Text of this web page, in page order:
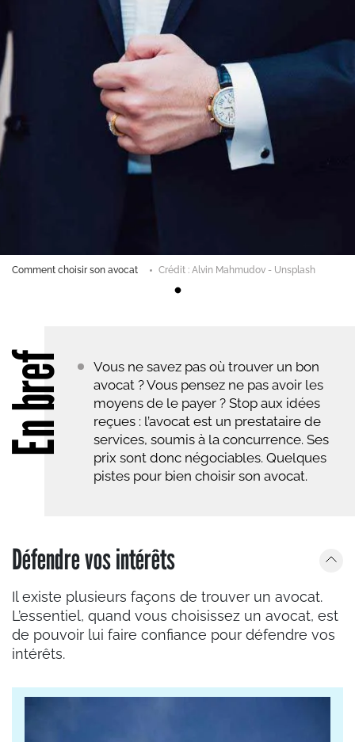
bref
Vous ne savez pas où trouver un bon
avocat ? Vous pensez ne pas avoir les
moyens de le payer ? Stop aux idées
reçues : l’avocat est un prestataire de
services, soumis à la concurrence. Ses
prix sont donc négociables. Quelques
pistes pour bien choisir son avocat.
Comment choisir son avocat Crédit : Alvin Mahmudov - Unsplash
Défendre vos intérêts
Il existe plusieurs façons de trouver un avocat.
L’essentiel, quand vous choisissez un avocat, est
de pouvoir lui faire confiance pour défendre vos
intérêts.